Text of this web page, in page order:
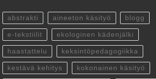
abstrakti aineeton käsityö blogg
e-tekstiilit ekologinen kädenjälki
haastattelu keksintöpedagogiikka
kestävä kehitys kokonainen käsityö